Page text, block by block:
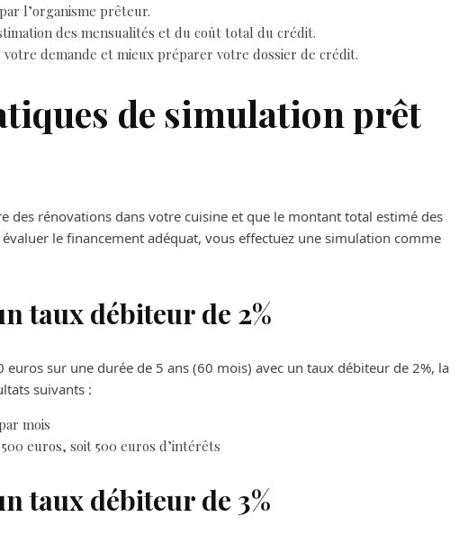
l’organisme prêteur.
des mensualités et du coût total du crédit.
demande et mieux préparer votre dossier de crédit.
de simulation prêt
des rénovations dans votre cuisine et que le montant total estimé des
le financement adéquat, vous effectuez une simulation comme
taux débiteur de 2%
sur une durée de 5 ans (60 mois) avec un taux débiteur de 2%, la
suivants :
mois
euros, soit 500 euros d’intérêts
taux débiteur de 3%